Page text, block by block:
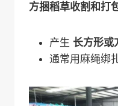
方捆稻草收割和打
产生 长方形或
通常用麻绳绑